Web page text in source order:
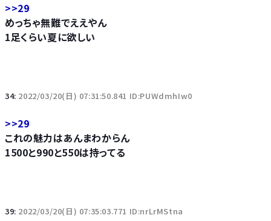
>>29
めっちゃ無難でええやん
1足くらい夏に欲しい
34: 2022/03/20(日) 07:31:50.841 ID:PUWdmhIw0
>>29
これの魅力はあんまわからん
1500と990と550は持ってる
39: 2022/03/20(日) 07:35:03.771 ID:nrLrMStna